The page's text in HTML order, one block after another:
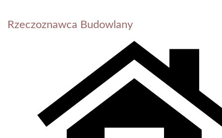
Rzeczoznawca Budowlany